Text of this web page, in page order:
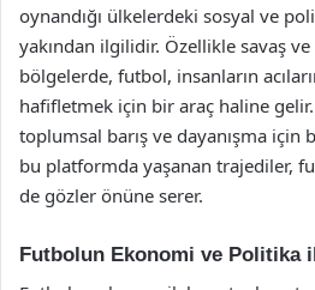
oynandığı ülkelerdeki sosyal ve
yakından ilgilidir. Özellikle savaş ve
bölgelerde, futbol, insanların
hafifletmek için bir araç haline
toplumsal barış ve dayanışma
bu platformda yaşanan trajediler,
de gözler önüne serer.
Futbolun Ekonomi ve Politika